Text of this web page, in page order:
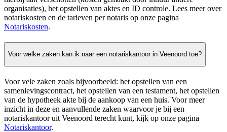
organisaties), het opstellen van aktes en ID controle. Lees meer over
notariskosten en de tarieven per notaris op onze pagina
Notariskosten.
Voor welke zaken kan ik naar een notariskantoor in Veenoord toe?
Voor vele zaken zoals bijvoorbeeld: het opstellen van een
samenlevingscontract, het opstellen van een testament, het opstellen
van de hypotheek akte bij de aankoop van een huis. Voor meer
inzicht in deze en aanvullende zaken waarvoor je bij een
notariskantoor uit Veenoord terecht kunt, kijk op onze pagina
Notariskantoor.